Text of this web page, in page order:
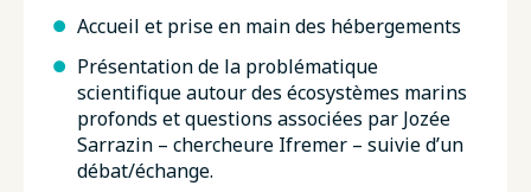
Accueil et prise en main des hébergements
Présentation de la problématique
scientifique autour des écosystèmes marins
profonds et questions associées par Jozée
Sarrazin – chercheure Ifremer – suivie d’un
débat/échange.